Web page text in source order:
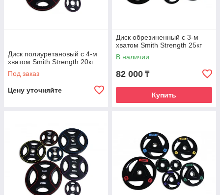
Диск полиуретановый c 4-м
хватом Smith Strength 20кг
Под заказ
Цену уточняйте
Диск обрезиненный c 3-м
хватом Smith Strength 25кг
В наличии
82 000 ₸
Купить